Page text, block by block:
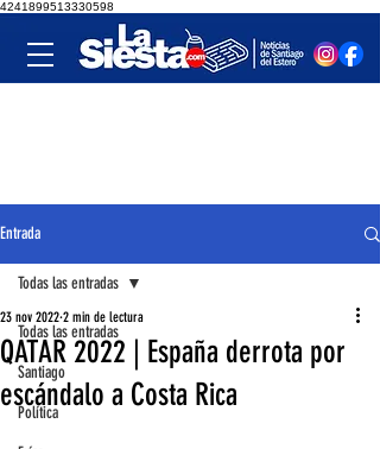
4241899513330598
Entrada
Todas las entradas
Santiago
Política
Todas las entradas
QATAR 2022 | España derrota por
escándalo a Costa Rica
23 nov 2022 2 min de lectura